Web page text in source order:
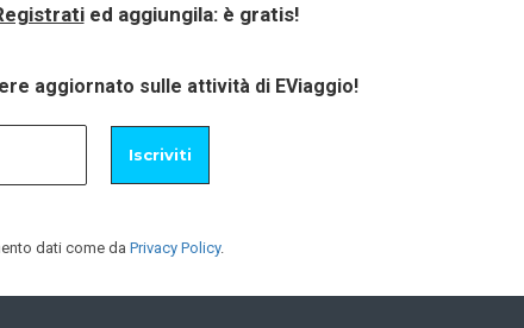
ed aggiungila: è gratis!
aggiornato sulle attività di EViaggio!
dati come da Privacy Policy.